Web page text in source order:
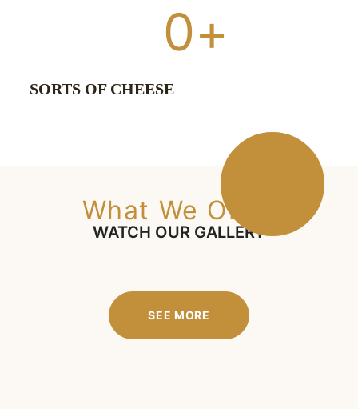
0+
SORTS OF CHEESE
What We Offer
WATCH OUR GALLERY
SEE MORE